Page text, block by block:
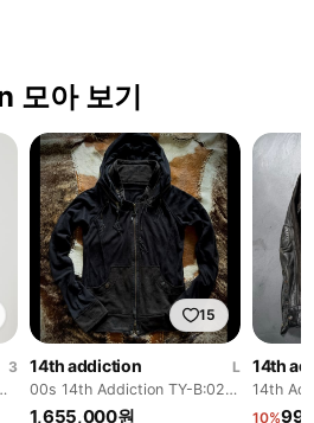
아 보기
3
15
14th addiction
L
00s 14th Addiction TY-B:02
Hood zip
1,655,000원
14th
14th
Leather
10%